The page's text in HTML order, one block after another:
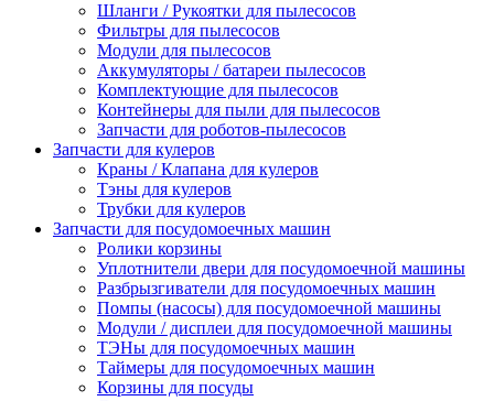
Шланги / Рукоятки для пылесосов
Фильтры для пылесосов
Модули для пылесосов
Аккумуляторы / батареи пылесосов
Комплектующие для пылесосов
Контейнеры для пыли для пылесосов
Запчасти для роботов-пылесосов
Запчасти для кулеров
Краны / Клапана для кулеров
Тэны для кулеров
Трубки для кулеров
Запчасти для посудомоечных машин
Ролики корзины
Уплотнители двери для посудомоечной машины
Разбрызгиватели для посудомоечных машин
Помпы (насосы) для посудомоечной машины
Модули / дисплеи для посудомоечной машины
ТЭНы для посудомоечных машин
Таймеры для посудомоечных машин
Корзины для посуды